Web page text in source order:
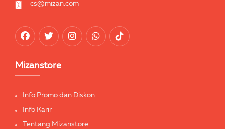
cs@mizan.com
Mizanstore
Info Promo dan Diskon
Info Karir
Tentang Mizanstore